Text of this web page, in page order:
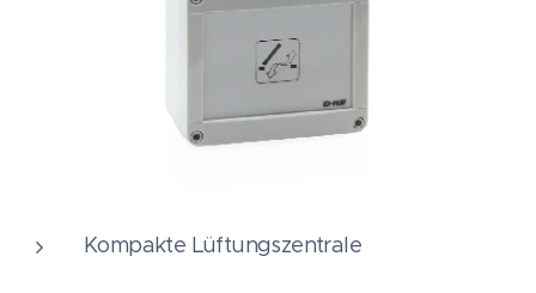
Kompakte Lüftungszentrale